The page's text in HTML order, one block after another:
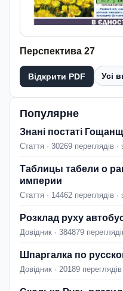
Перспектива 27
Відкрити PDF Усі
Популярне
Знані постаті
Стаття · 30269 переглядів
Таблицы табели о
империи
Стаття · 14462 переглядів
Розклад руху
Довідник · 384879
Шпаргалка по
Довідник · 20189